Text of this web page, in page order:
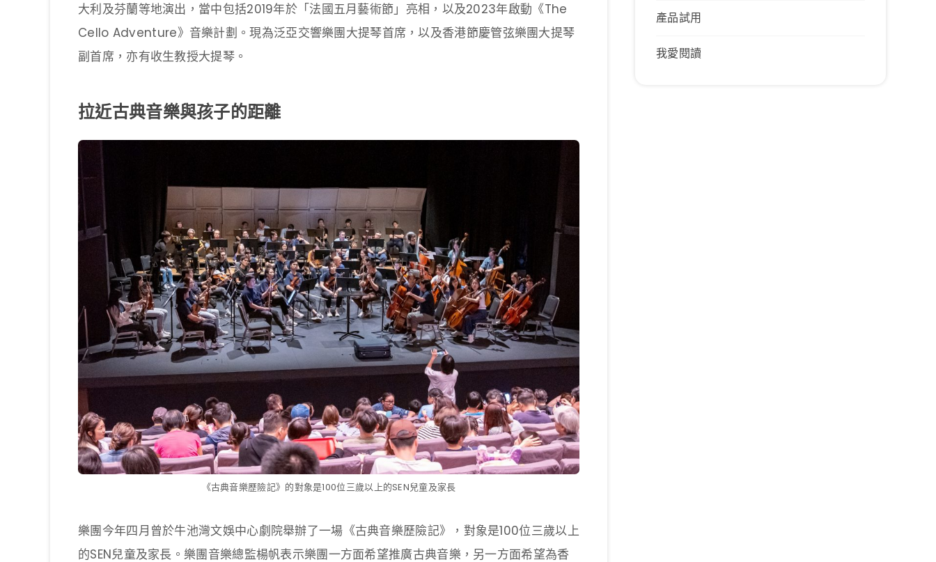
大利及芬蘭等地演出，當中包括2019年於「法國五月藝術節」亮相，以及2023年啟動《The
Cello Adventure》音樂計劃。現為泛亞交響樂團大提琴首席，以及香港節慶管弦樂團大提琴
副首席，亦有收生教授大提琴。
拉近古典音樂與孩子的距離
《古典音樂歷險記》的對象是100位三歲以上的SEN兒童及家長
樂團今年四月曾於牛池灣文娛中心劇院舉辦了一場《古典音樂歷險記》，對象是100位三歲以上
的SEN兒童及家長。樂團音樂總監楊帆表示樂團一方面希望推廣古典音樂，另一方面希望為香
產品試用
我愛閱讀